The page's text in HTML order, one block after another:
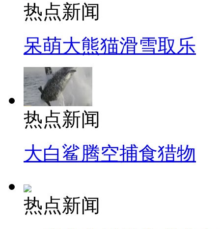
热点新闻
呆萌大熊猫滑雪取乐
热点新闻
大白鲨腾空捕食猎物
热点新闻